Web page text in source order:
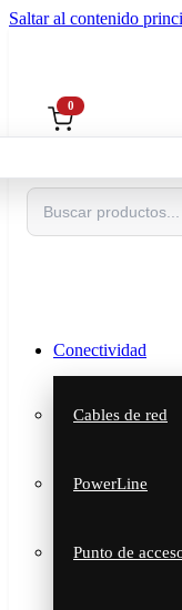
Saltar al contenido
Buscar
0
Conectividad
Cables de red
PowerLine
Punto de